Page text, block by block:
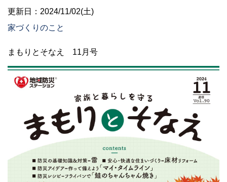
更新日：2024/11/02(土)
家づくりのこと
まもりとそなえ 11月号